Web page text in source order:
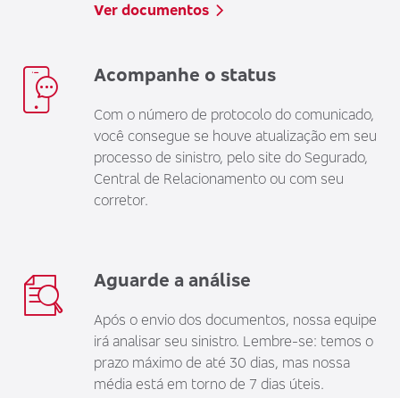
Ver documentos
Acompanhe o status
Com o número de protocolo do comunicado,
você consegue se houve atualização em seu
processo de sinistro, pelo site do Segurado,
Central de Relacionamento ou com seu
corretor.
Aguarde a análise
Após o envio dos documentos, nossa equipe
irá analisar seu sinistro. Lembre-se: temos o
prazo máximo de até 30 dias, mas nossa
média está em torno de 7 dias úteis.